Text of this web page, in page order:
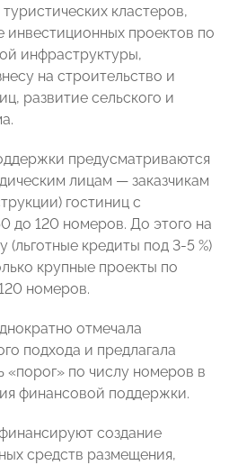
кластеров,
инвестиционных проектов по
инфраструктуры,
на строительство и
развитие сельского и
предусматриваются
лицам — заказчикам
гостиниц с
до 120 номеров. До этого на
кредиты под 3-5 %)
крупные проекты по
номеров.
отмечала
подхода и предлагала
«порог» по числу номеров в
финансовой поддержки.
создание
средств размещения,